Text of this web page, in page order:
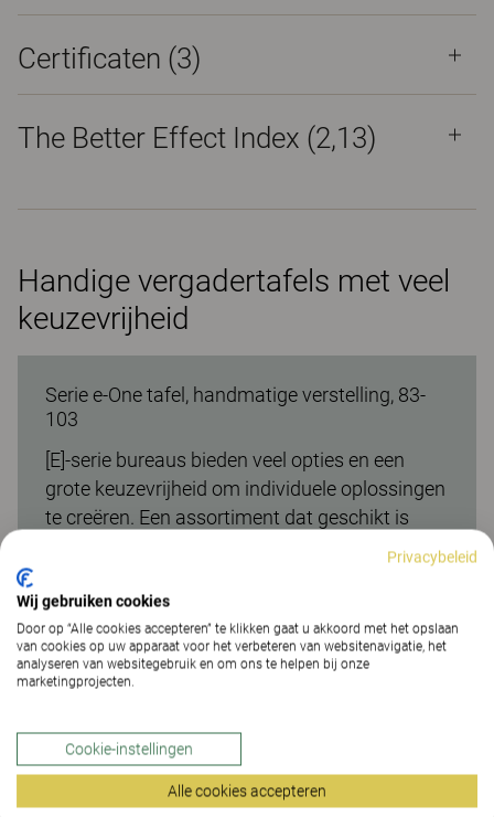
Certificaten (3)
The Better Effect Index (2,13)
Handige vergadertafels met veel
keuzevrijheid
Serie e-One tafel, handmatige verstelling, 83-
103
[E]-serie bureaus bieden veel opties en een
grote keuzevrijheid om individuele oplossingen
te creëren. Een assortiment dat geschikt is
voor elke taak, elk aantal werknemers of elk
assortiment bovenbladen en onderstellen kunt
u een werkplek creëren die is afgestemd op de
individuele behoeften van de gebruiker. Daarna
kan een uitgebreide selectie accessoires
verschillende afwerkingen en met
verschillende onderstellen. Kies materiaal van
Kinnarps Colour Studio.
Privacybeleid
Wij gebruiken cookies
Door op “Alle cookies accepteren” te klikken gaat u akkoord met het opslaan
van cookies op uw apparaat voor het verbeteren van websitenavigatie, het
analyseren van websitegebruik en om ons te helpen bij onze
marketingprojecten.
Cookie-instellingen
Alle cookies accepteren